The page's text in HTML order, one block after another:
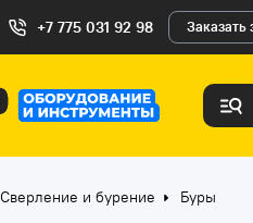
+7 775 031 92 98 Заказать
Сверление и бурение Буры